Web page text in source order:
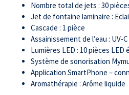
Nombre total de jets : 30
Jet de fontaine laminaire :
Cascade : 1 pièce
Assainissement de l’eau : UV-C
Lumières LED : 10 pièces
Système de sonorisation
Application SmartPhone –
Aromathérapie : Arôme liquide